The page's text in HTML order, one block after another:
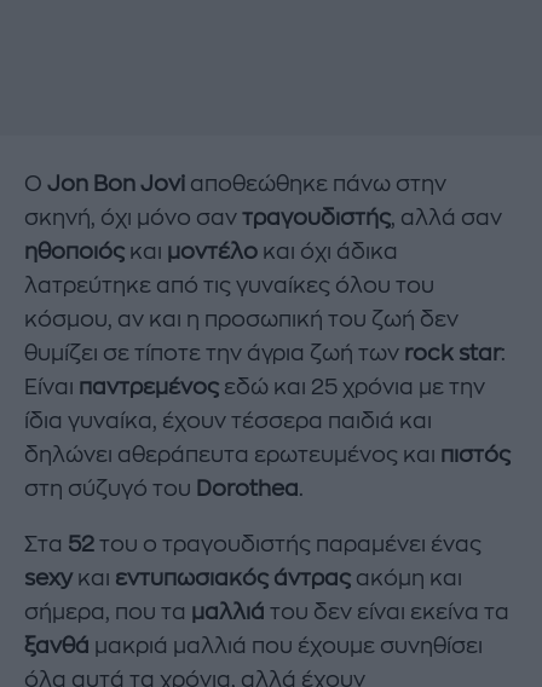
O Jon Bon Jovi αποθεώθηκε πάνω στην
σκηνή, όχι μόνο σαν τραγουδιστής, αλλά σαν
ηθοποιός και μοντέλο και όχι άδικα
λατρεύτηκε από τις γυναίκες όλου του
κόσμου, αν και η προσωπική του ζωή δεν
θυμίζει σε τίποτε την άγρια ζωή των rock star:
Είναι παντρεμένος εδώ και 25 χρόνια με την
ίδια γυναίκα, έχουν τέσσερα παιδιά και
δηλώνει αθεράπευτα ερωτευμένος και πιστός
στη σύζυγό του Dorothea.
Στα 52 του ο τραγουδιστής παραμένει ένας
sexyκαι εντυπωσιακός άντρας ακόμη και
σήμερα, που τα μαλλιά του δεν είναι εκείνα τα
ξανθά μακριά μαλλιά που έχουμε συνηθίσει
όλα αυτά τα χρόνια, αλλά έχουν